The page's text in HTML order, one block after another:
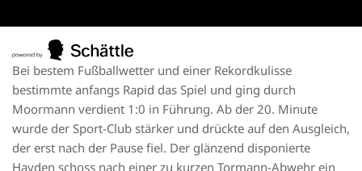
Bei bestem Fußballwetter und einer Rekordkulisse
bestimmte anfangs Rapid das Spiel und ging durch
Moormann verdient 1:0 in Führung. Ab der 20. Minute
wurde der Sport-Club stärker und drückte auf den Ausgleich,
der erst nach der Pause fiel. Der glänzend disponierte
Hayden schoss nach einer zu kurzen Tormann-Abwehr ein